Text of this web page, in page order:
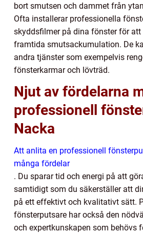
bort smutsen och dammet från
Ofta installerar professionella
skyddsfilmer på dina fönster för
framtida smutsackumulation. De
andra tjänster som exempelvis
fönsterkarmar och lövträd.
Njut av fördelarna
professionell
Nacka
Att anlita en professionell
många fördelar
. Du sparar tid och energi på att
samtidigt som du säkerställer att
på ett effektivt och kvalitativt sätt.
fönsterputsare har också den
och expertkunskapen som behövs